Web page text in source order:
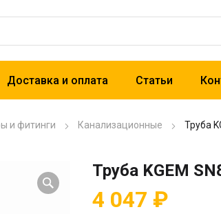
Доставка и оплата Статьи
и фитинги Канализационные Труба
Труба KGEM
4 047 ₽